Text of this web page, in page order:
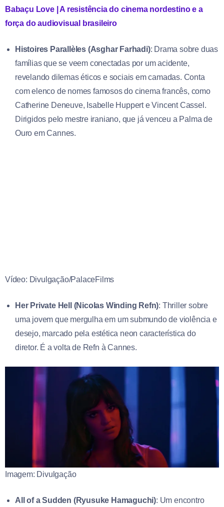
Babaçu Love | A resistência do cinema nordestino e a
força do audiovisual brasileiro
Histoires Parallèles (Asghar Farhadi): Drama sobre duas
famílias que se veem conectadas por um acidente,
revelando dilemas éticos e sociais em camadas. Conta
com elenco de nomes famosos do cinema francês, como
Catherine Deneuve, Isabelle Huppert e Vincent Cassel.
Dirigidos pelo mestre iraniano, que já venceu a Palma de
Ouro em Cannes.
Vídeo: Divulgação/PalaceFilms
Her Private Hell (Nicolas Winding Refn): Thriller sobre
uma jovem que mergulha em um submundo de violência e
desejo, marcado pela estética neon característica do
diretor. É a volta de Refn à Cannes.
Imagem: Divulgação
All of a Sudden (Ryusuke Hamaguchi): Um encontro